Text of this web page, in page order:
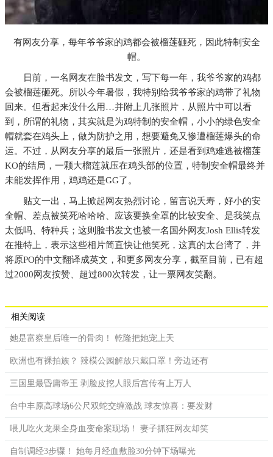
有网友分享，每年爷爷家的鸡都会被榴莲砸死，因此特制安全
帽。
日前，一名网友在脸书发文，写下每一年，我爷爷家的鸡都
会被榴莲砸死。所以今年暑假，我特别给我爷爷家的鸡带了礼物
回来。但看起来没什么用…并附上几张照片，从照片中可以看
到，所谓的礼物，其实就是为鸡特制的安全帽，小小的绿色安全
帽就套在鸡头上，做为防护之用，想要避免又惨遭榴莲爆头的命
运。不过，从网友分享的最后一张照片，还是看到鸡难逃被榴莲
KO的结局，一颗大榴莲就压在鸡头部的位置，特制安全帽最终并
未能发挥作用，鸡鸡还是GG了。
贴文一出，马上掀起网友热烈讨论，留言说夭寿，好小的安
全帽、差点被笑死哈哈哈、应该要换全罩的比较安全、是我笑点
太低吗、特种兵；这则脸书发文也被一名国外网友Josh Ellis转发
在推特上，表示这些相片简直快让他笑死，这真的太台湾了，并
将原PO的中文翻译成英文，和更多网友分享，截至目前，已有超
过2000网友按赞、超过800次转发，让一票网友笑翻。
相关阅读
她是富察皇后唯一的骨肉！ 乾隆把她宠上天
欧洲也有裸拍族？ 辣模公园解放只戴口罩！旁边还有
三国里最昏庸帝王 剥脸皮挖人眼后宫传有上万人
台中丰原高球场6公尺双蛇交缠激战 球友惊喜：要发财
喂儿吃火龙果全身血变命案现场！ 妻子抓狂网友却笑
自制调经3步骤！ 她每月经血敷脸30分钟下场曝光